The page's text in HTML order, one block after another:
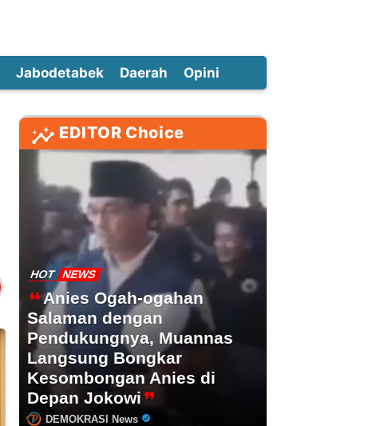
Jabodetabek Daerah Opini
EDITOR Choice
HOT NEWS
Anies Ogah-ogahan
Salaman dengan
Pendukungnya, Muannas
Langsung Bongkar
Kesombongan Anies di
Depan Jokowi
DEMOKRASI News